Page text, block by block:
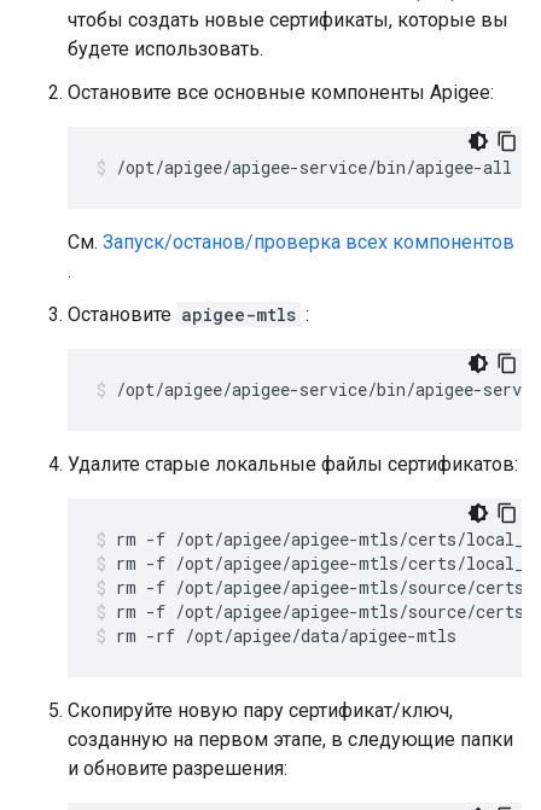
чтобы создать новые сертификаты, которые вы
будете использовать.
Остановите все основные компоненты Apigee:
/opt/apigee/apigee-service/bin/apigee-all
См. Запуск/останов/проверка всех компонентов
.
Остановите apigee-mtls :
/opt/apigee/apigee-service/bin/apigee-
Удалите старые локальные файлы сертификатов:
rm -f /opt/apigee/apigee-mtls/certs/
rm -f /opt/apigee/apigee-mtls/source/certs/
rm -f /opt/apigee/apigee-mtls/source/certs/
rm -rf /opt/apigee/data/apigee-mtls
Скопируйте новую пару сертификат/ключ,
созданную на первом этапе, в следующие папки
и обновите разрешения: